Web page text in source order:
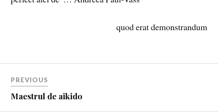
quod erat demonstrandum
PREVIOUS
Maestrul de aikido